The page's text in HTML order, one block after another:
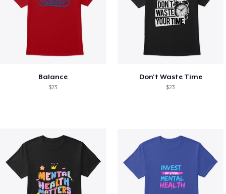
Balance
$23
Don't Waste Time
$23